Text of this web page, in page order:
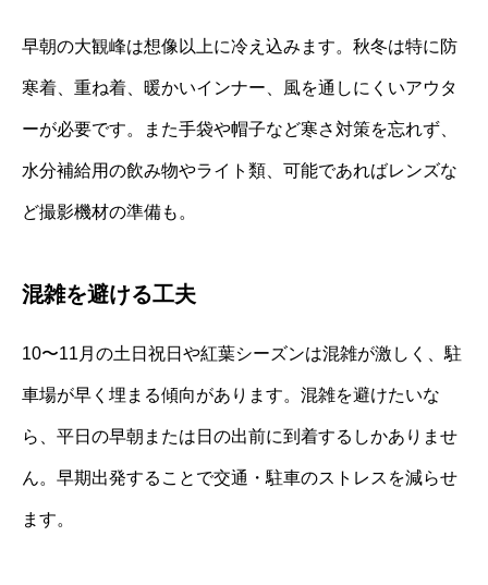
早朝の大観峰は想像以上に冷え込みます。秋冬は特に防
寒着、重ね着、暖かいインナー、風を通しにくいアウタ
ーが必要です。また手袋や帽子など寒さ対策を忘れず、
水分補給用の飲み物やライト類、可能であればレンズな
ど撮影機材の準備も。
混雑を避ける工夫
10〜11月の土日祝日や紅葉シーズンは混雑が激しく、駐
車場が早く埋まる傾向があります。混雑を避けたいな
ら、平日の早朝または日の出前に到着するしかありませ
ん。早期出発することで交通・駐車のストレスを減らせ
ます。